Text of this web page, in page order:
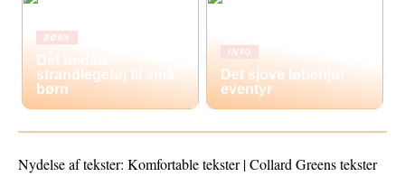
BØRN
Det bedste
strandlegetøj til små
børn
INFO
Det sjove løbehjul
eventyr
Nydelse af tekster: Komfortable tekster | Collard Greens tekster